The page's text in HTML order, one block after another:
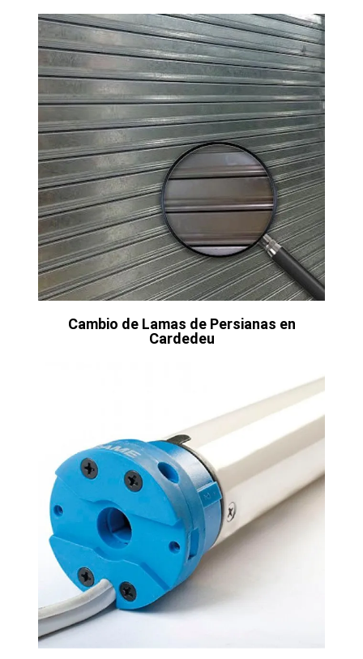
Cambio de Lamas de Persianas en
Cardedeu